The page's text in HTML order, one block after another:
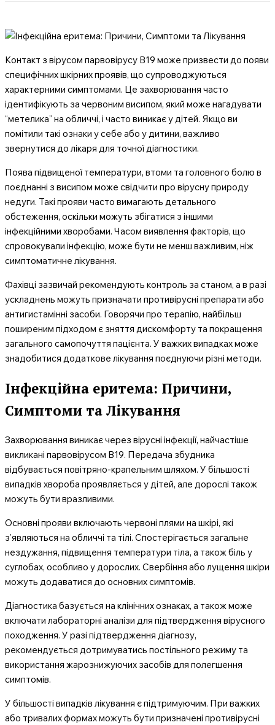
Контакт з вірусом парвовірусу B19 може призвести до появи
специфічних шкірних проявів, що супроводжуються
характерними симптомами. Це захворювання часто
ідентифікують за червоним висипом, який може нагадувати
“метелика” на обличчі, і часто виникає у дітей. Якщо ви
помітили такі ознаки у себе або у дитини, важливо
звернутися до лікаря для точної діагностики.
Поява підвищеної температури, втоми та головного болю в
поєднанні з висипом може свідчити про вірусну природу
недуги. Такі прояви часто вимагають детального
обстеження, оскільки можуть збігатися з іншими
інфекційними хворобами. Часом виявлення факторів, що
спровокували інфекцію, може бути не менш важливим, ніж
симптоматичне лікування.
Фахівці зазвичай рекомендують контроль за станом, а в разі
ускладнень можуть призначати противірусні препарати або
антигистамінні засоби. Говорячи про терапію, найбільш
поширеним підходом є зняття дискомфорту та покращення
загального самопочуття пацієнта. У важких випадках може
знадобитися додаткове лікування поєднуючи різні методи.
Інфекційна еритема: Причини,
Симптоми та Лікування
Захворювання виникає через вірусні інфекції, найчастіше
викликані парвовірусом B19. Передача збудника
відбувається повітряно-крапельним шляхом. У більшості
випадків хвороба проявляється у дітей, але дорослі також
можуть бути вразливими.
Основні прояви включають червоні плями на шкірі, які
з’являються на обличчі та тілі. Спостерігається загальне
нездужання, підвищення температури тіла, а також біль у
суглобах, особливо у дорослих. Свербіння або лущення шкіри
можуть додаватися до основних симптомів.
Діагностика базується на клінічних ознаках, а також може
включати лабораторні аналізи для підтвердження вірусного
походження. У разі підтвердження діагнозу,
рекомендується дотримуватись постільного режиму та
використання жарознижуючих засобів для полегшення
симптомів.
У більшості випадків лікування є підтримуючим. При важких
або тривалих формах можуть бути призначені противірусні